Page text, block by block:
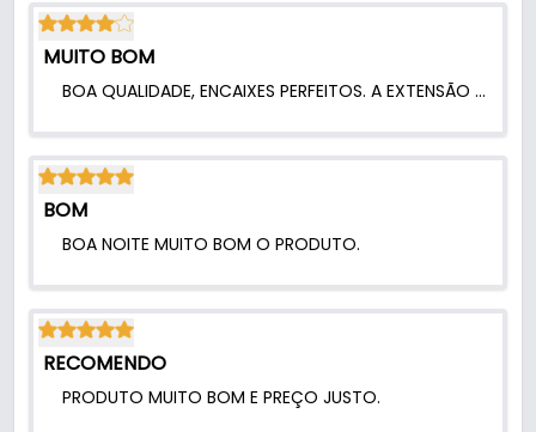
MUITO BOM
BOA QUALIDADE, ENCAIXES PERFEITOS. A EXTENSÃO DO PINO AJUDA MUITO. RECOMENDO.
BOM
BOA NOITE MUITO BOM O PRODUTO.
RECOMENDO
PRODUTO MUITO BOM E PREÇO JUSTO.